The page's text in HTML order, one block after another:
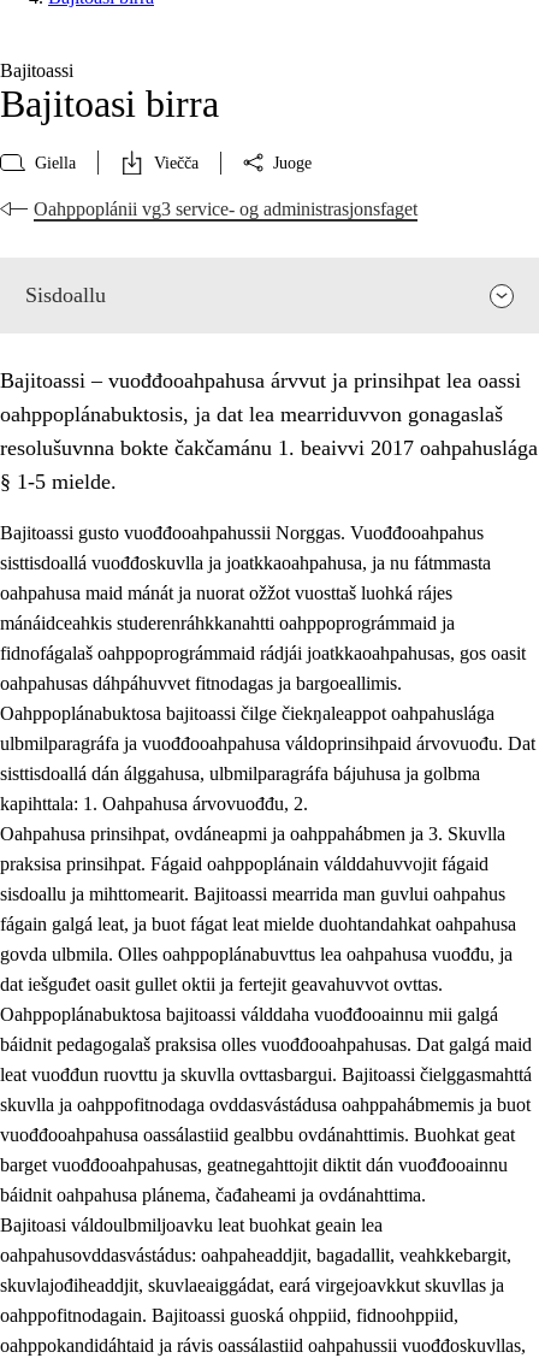
Bajitoassi
Bajitoasi birra
Giella Viečča Juoge
Oahppoplánii vg3 service- og administrasjonsfaget
Sisdoallu
Bajitoassi – vuođđooahpahusa árvvut ja prinsihpat lea oassi
oahppoplánabuktosis, ja dat lea mearriduvvon gonagaslaš
resolušuvnna bokte čakčamánu 1. beaivvi 2017 oahpahuslága
§ 1-5 mielde.
Bajitoassi gusto vuođđooahpahussii Norggas. Vuođđooahpahus
sisttisdoallá vuođđoskuvlla ja joatkkaoahpahusa, ja nu fátmmasta
oahpahusa maid mánát ja nuorat ožžot vuosttaš luohká rájes
mánáidceahkis studerenráhkkanahtti oahppoprográmmaid ja
fidnofágalaš oahppoprográmmaid rádjái joatkkaoahpahusas, gos oasit
oahpahusas dáhpáhuvvet fitnodagas ja bargoeallimis.
Oahppoplánabuktosa bajitoassi čilge čiekŋaleappot oahpahuslága
ulbmilparagráfa ja vuođđooahpahusa váldoprinsihpaid árvovuođu. Dat
sisttisdoallá dán álggahusa, ulbmilparagráfa bájuhusa ja golbma
kapihttala: 1. Oahpahusa árvovuođđu, 2.
Oahpahusa prinsihpat, ovdáneapmi ja oahppahábmen ja 3. Skuvlla
praksisa prinsihpat. Fágaid oahppoplánain válddahuvvojit fágaid
sisdoallu ja mihttomearit. Bajitoassi mearrida man guvlui oahpahus
fágain galgá leat, ja buot fágat leat mielde duohtandahkat oahpahusa
govda ulbmila. Olles oahppoplánabuvttus lea oahpahusa vuođđu, ja
dat iešguđet oasit gullet oktii ja fertejit geavahuvvot ovttas.
Oahppoplánabuktosa bajitoassi válddaha vuođđooainnu mii galgá
báidnit pedagogalaš praksisa olles vuođđooahpahusas. Dat galgá maid
leat vuođđun ruovttu ja skuvlla ovttasbargui. Bajitoassi čielggasmahttá
skuvlla ja oahppofitnodaga ovddasvástádusa oahppahábmemis ja buot
vuođđooahpahusa oassálastiid gealbbu ovdánahttimis. Buohkat geat
barget vuođđooahpahusas, geatnegahttojit diktit dán vuođđooainnu
báidnit oahpahusa plánema, čađaheami ja ovdánahttima.
Bajitoasi váldoulbmiljoavku leat buohkat geain lea
oahpahusovddasvástádus: oahpaheaddjit, bagadallit, veahkkebargit,
skuvlajođiheaddjit, skuvlaeaiggádat, eará virgejoavkkut skuvllas ja
oahppofitnodagain. Bajitoassi guoská ohppiid, fidnoohppiid,
oahppokandidáhtaid ja rávis oassálastiid oahpahussii vuođđoskuvllas,